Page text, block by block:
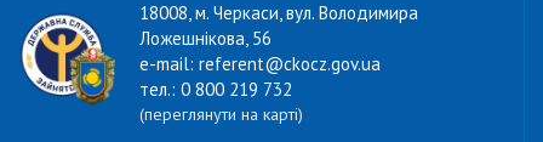
18008, м. Черкаси, вул. Володимира
Ложешнікова, 56
e-mail: referent@ckocz.gov.ua
тел.: 0 800 219 732
(переглянути на карті)